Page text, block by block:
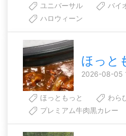
ユニバーサル
バイ
ハロウィーン
ほっと
2026-08-05
ほっともっと
わら
プレミアム牛肉黒カレー